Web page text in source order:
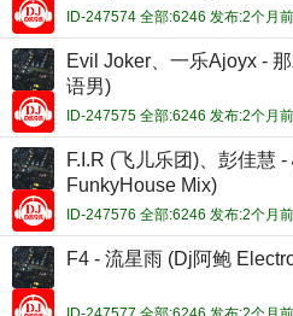
ID-247574 全部:6246 发布:2个月前
Evil Joker、一乐Ajoyx -
语男)
ID-247575 全部:6246 发布:2个月前
F.I.R (飞儿乐团)、彭佳慧
FunkyHouse Mix)
ID-247576 全部:6246 发布:2个月前
F4 - 流星雨 (Dj阿鲍